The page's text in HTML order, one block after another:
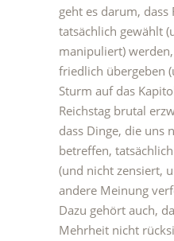
geht es darum, dass
tatsächlich gewählt
manipuliert)
friedlich übergeben
Sturm auf das
Reichstag brutal
dass Dinge, die uns
betreffen,
(und nicht zensiert,
andere Meinung
Dazu gehört auch,
Mehrheit nicht